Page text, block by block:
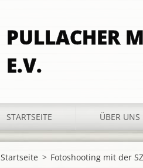
PULLACHER
E.V.
STARTSEITE ÜBER UNS
Startseite > Fotoshooting mit der